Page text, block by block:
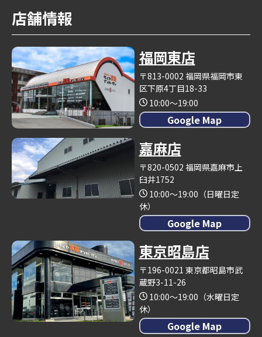
店舗情報
福岡東店
〒813-0002 福岡県福岡市東
区下原4丁目18-33
10:00～19:00
Google Map
嘉麻店
〒820-0502 福岡県嘉麻市上
臼井1752
10:00～19:00（日曜日定
休）
Google Map
東京昭島店
〒196-0021 東京都昭島市武
蔵野3-11-26
10:00～19:00（水曜日定
休）
Google Map